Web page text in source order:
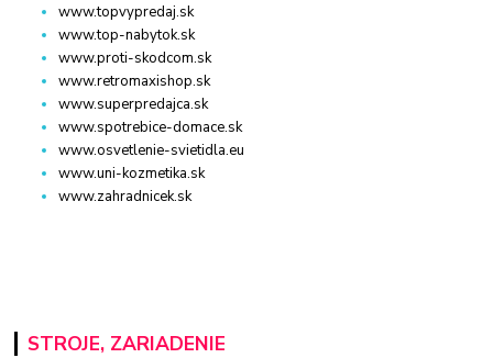
www.topvypredaj.sk
www.top-nabytok.sk
www.proti-skodcom.sk
www.retromaxishop.sk
www.superpredajca.sk
www.spotrebice-domace.sk
www.osvetlenie-svietidla.eu
www.uni-kozmetika.sk
www.zahradnicek.sk
STROJE, ZARIADENIE